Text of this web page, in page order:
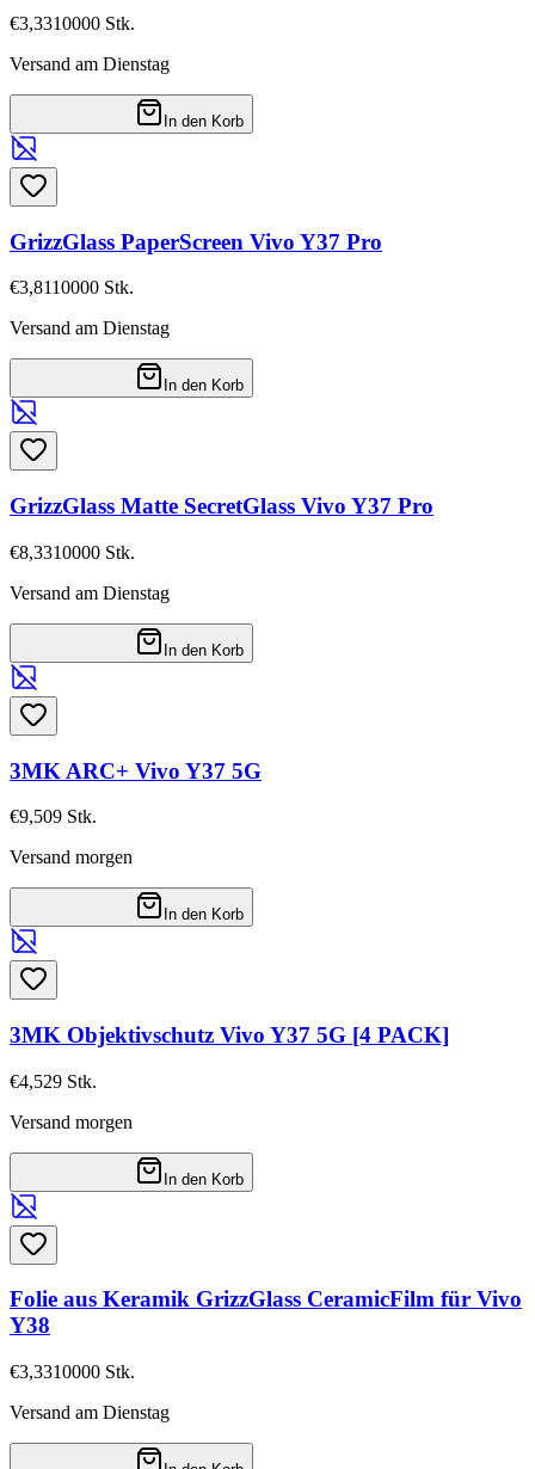
€3,3310000 Stk.
Versand am Dienstag
In den Korb
GrizzGlass PaperScreen Vivo Y37 Pro
€3,8110000 Stk.
Versand am Dienstag
In den Korb
GrizzGlass Matte SecretGlass Vivo Y37 Pro
€8,3310000 Stk.
Versand am Dienstag
In den Korb
3MK ARC+ Vivo Y37 5G
€9,509 Stk.
Versand morgen
In den Korb
3MK Objektivschutz Vivo Y37 5G [4 PACK]
€4,529 Stk.
Versand morgen
In den Korb
Folie aus Keramik GrizzGlass CeramicFilm für Vivo
Y38
€3,3310000 Stk.
Versand am Dienstag